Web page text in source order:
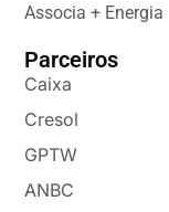
Associa + Energia
Parceiros
Caixa
Cresol
GPTW
ANBC